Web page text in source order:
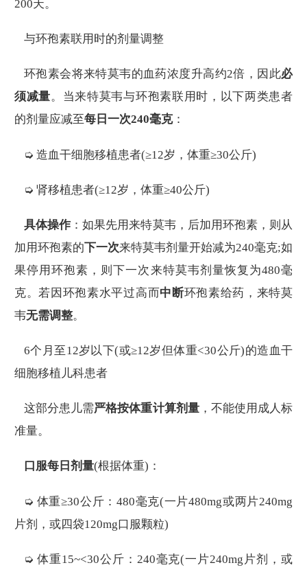
200天。
与环孢素联用时的剂量调整
环孢素会将来特莫韦的血药浓度升高约2倍，因此必
须减量。当来特莫韦与环孢素联用时，以下两类患者
的剂量应减至每日一次240毫克：
➭ 造血干细胞移植患者(≥12岁，体重≥30公斤)
➭ 肾移植患者(≥12岁，体重≥40公斤)
具体操作 ：如果先用来特莫韦，后加用环孢素，则从
加用环孢素的下一次来特莫韦剂量开始减为240毫克;如
果停用环孢素，则下一次来特莫韦剂量恢复为480毫
克。若因环孢素水平过高而中断环孢素给药，来特莫
韦无需调整。
6个月至12岁以下(或≥12岁但体重<30公斤)的造血干
细胞移植儿科患者
这部分患儿需严格按体重计算剂量，不能使用成人标
准量。
口服每日剂量(根据体重)：
➭ 体重≥30公斤：480毫克(一片480mg或两片240mg
片剂，或四袋120mg口服颗粒)
➭ 体重15~<30公斤：240毫克(一片240mg片剂，或